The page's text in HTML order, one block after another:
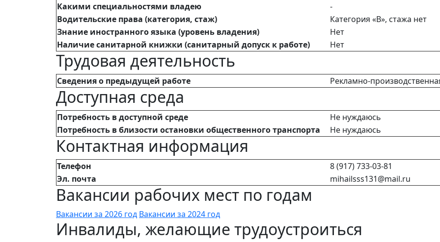
Какими специальностями владею
-
Водительские права (категория, стаж)
Категория «В», стажа нет
Знание иностранного языка (уровень владения)
Нет
Наличие санитарной книжки (санитарный допуск к работе)
Нет
Трудовая деятельность
Сведения о предыдущей работе Рекламно-
Доступная среда
Потребность в доступной среде
Не нуждаюсь
Потребность в близости остановки общественного транспорта
Не нуждаюсь
Контактная информация
Телефон
8 (917) 733-03-81
Эл. почта
mihailsss131@mail.ru
Вакансии рабочих мест по годам
Вакансии за 2026 год Вакансии за 2024 год
Инвалиды, желающие трудоустроиться